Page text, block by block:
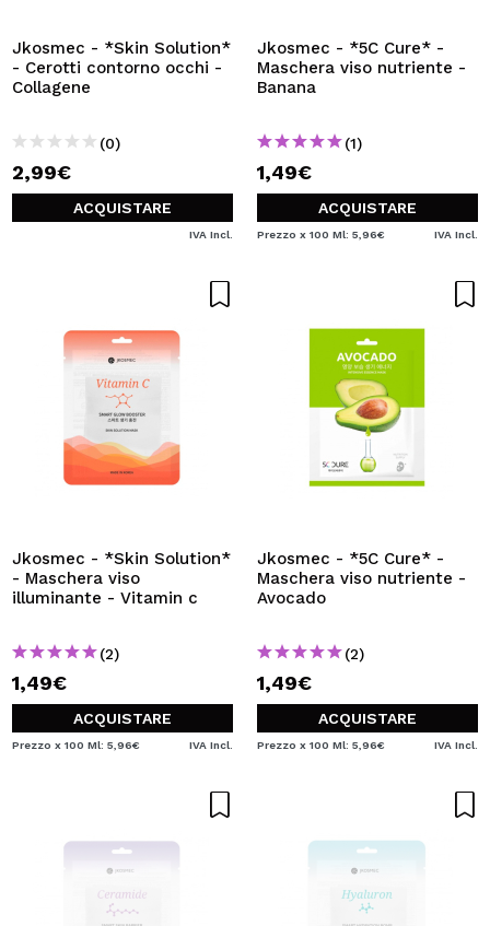
Jkosmec - *Skin Solution*
- Cerotti contorno occhi -
Collagene
(0)
2,99€
ACQUISTARE
IVA Incl.
Jkosmec - *5C Cure* -
Maschera viso nutriente -
Banana
(1)
1,49€
ACQUISTARE
Prezzo x 100 Ml: 5,96€ IVA Incl.
Jkosmec - *Skin Solution*
- Maschera viso
illuminante - Vitamin c
(2)
1,49€
ACQUISTARE
Prezzo x 100 Ml: 5,96€ IVA Incl.
Jkosmec - *5C Cure* -
Maschera viso nutriente -
Avocado
(2)
1,49€
ACQUISTARE
Prezzo x 100 Ml: 5,96€ IVA Incl.